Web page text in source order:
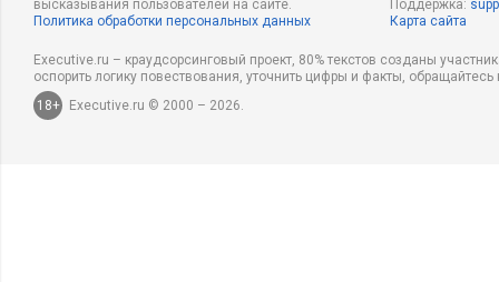
высказывания пользователей на сайте.
Политика обработки персональных данных
Поддержка:
Карта сайта
Executive.ru – краудсорсинговый проект, 80% текстов созданы
оспорить логику повествования, уточнить цифры и факты,
18+
Executive.ru © 2000 – 2026.